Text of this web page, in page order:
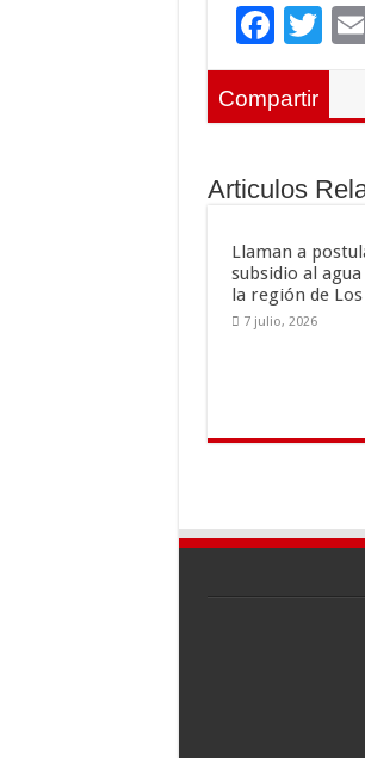
F
ac
e
o
k
T
wi
Compartir
Articulos
Llaman a
subsidio al
la región de Los
7 julio, 2026